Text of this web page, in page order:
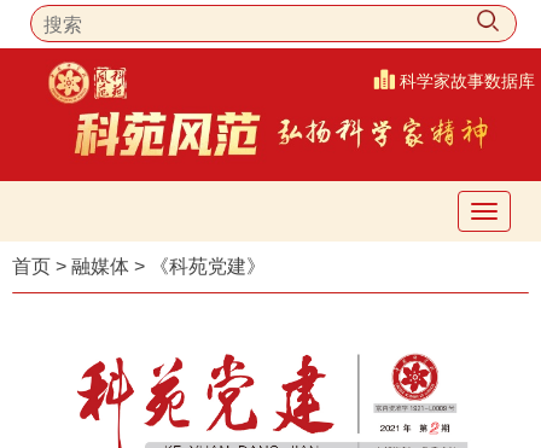
科学家故事数据库
首页 > 融媒体 > 《科苑党建》